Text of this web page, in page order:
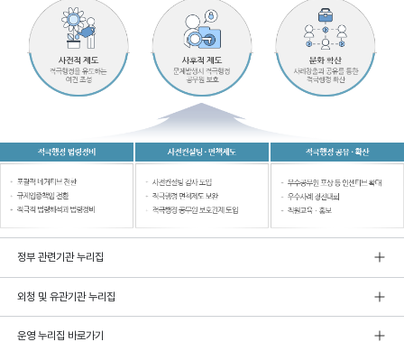
정부 관련기관 누리집
외청 및 유관기관 누리집
운영 누리집 바로가기